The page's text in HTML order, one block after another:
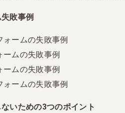
敗事例
ォームの失敗事例
ームの失敗事例
ームの失敗事例
ォームの失敗事例
いための3つのポイント